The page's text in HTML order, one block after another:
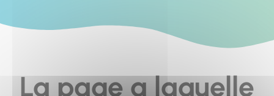
La page a laquelle